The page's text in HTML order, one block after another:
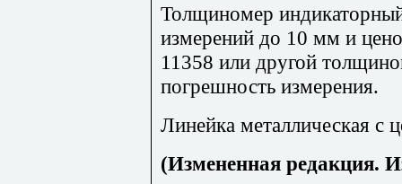
Толщиномер
измерений до 10 мм и
11358 или другой
погрешность измерения.
Линейка металлическая с
(Измененная редакция.